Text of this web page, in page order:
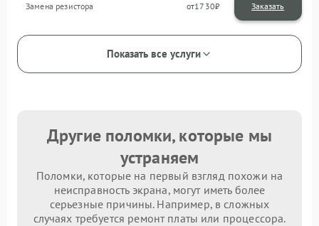
Замена резистора 1730
Показать все услуги
Другие поломки, которые мы
устраняем
Поломки, которые на первый взгляд похожи на
неисправность экрана, могут иметь более
серьезные причины. Например, в сложных
случаях требуется ремонт платы или процессора.